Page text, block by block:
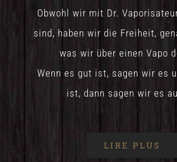
Obwohl wir mit Dr.
sind, haben wir die Freiheit,
was wir über einen Vapo
Wenn es gut ist, sagen wir es
ist, dann sagen wir es
LIRE PLUS